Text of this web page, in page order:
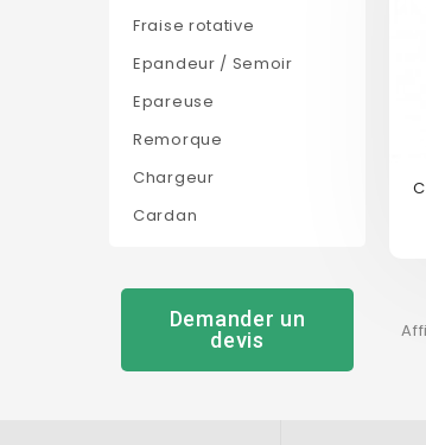
Fraise rotative
Epandeur / Semoir
Epareuse
Remorque
Chargeur
Cardan
Demander un
devis